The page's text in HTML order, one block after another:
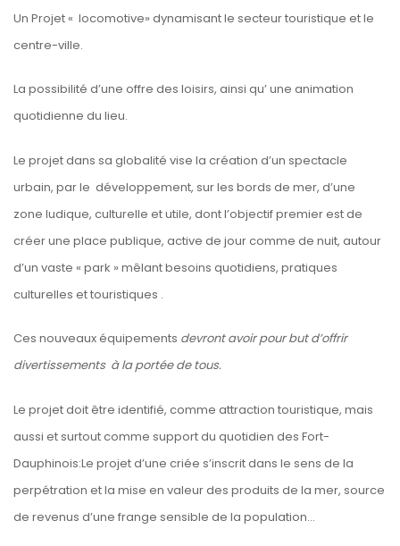
Un Projet « locomotive» dynamisant le secteur touristique et le
centre-ville.
La possibilité d’une offre des loisirs, ainsi qu’ une animation
quotidienne du lieu.
Le projet dans sa globalité vise la création d’un spectacle
urbain, par le développement, sur les bords de mer, d’une
zone ludique, culturelle et utile, dont l’objectif premier est de
créer une place publique, active de jour comme de nuit, autour
d’un vaste « park » mêlant besoins quotidiens, pratiques
culturelles et touristiques .
Ces nouveaux équipements devront avoir pour but d’offrir
divertissements à la portée de tous.
Le projet doit être identifié, comme attraction touristique, mais
aussi et surtout comme support du quotidien des Fort-
Dauphinois:Le projet d’une criée s’inscrit dans le sens de la
perpétration et la mise en valeur des produits de la mer, source
de revenus d’une frange sensible de la population...